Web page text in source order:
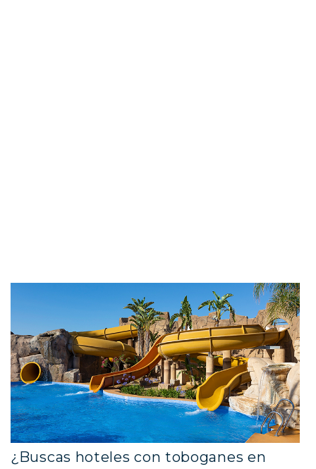
¿Buscas hoteles con toboganes en